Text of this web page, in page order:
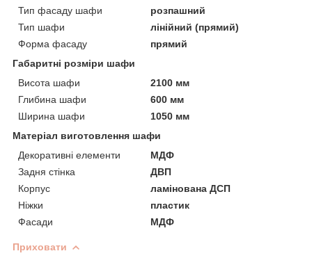
Тип фасаду шафи
розпашний
Тип шафи
лінійний (прямий)
Форма фасаду
прямий
Габаритні розміри шафи
Висота шафи
2100 мм
Глибина шафи
600 мм
Ширина шафи
1050 мм
Матеріал виготовлення шафи
Декоративні елементи
МДФ
Задня стінка
ДВП
Корпус
ламінована ДСП
Ніжки
пластик
Фасади
МДФ
Приховати